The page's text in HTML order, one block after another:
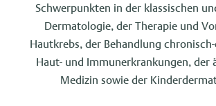
Schwerpunkten in der klassischen
Dermatologie, der Therapie und
Hautkrebs, der Behandlung
Haut- und Immunerkrankungen, der
Medizin sowie der